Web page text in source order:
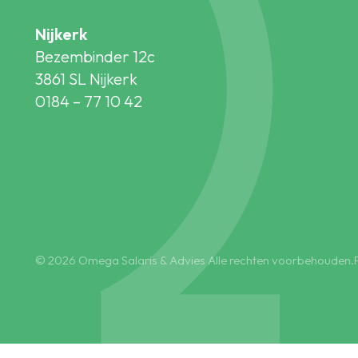
Nijkerk
Bezembinder 12c
3861 SL Nijkerk
0184 – 77 10 42
© 2026 Omega Salaris & Advies Alle rechten voorbehouden.